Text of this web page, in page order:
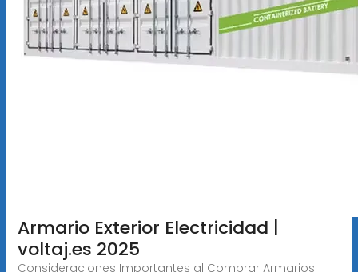
Armario Exterior Electricidad |
voltaj.es 2025
Consideraciones Importantes al Comprar Armarios